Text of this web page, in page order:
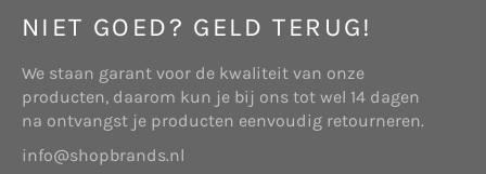
ARTIKEL 1 – DEFINITIES
In deze bemiddelingsvoorwaarden wordt verstaan
gegevens die voor de desbetreffende situatie
relevant zijn. Dit maakt het mogelijk uw vragen te
verwerken en uw verzoeken te beantwoorden. De
gegevens worden opgeslagen op eigen beveiligde
servers van www. shopbrands.nlof die van een
combineren met andere persoonlijke gegevens
NIET GOED? GELD TERUG!
We staan garant voor de kwaliteit van onze
producten, daarom kun je bij ons tot wel 14 dagen
na ontvangst je producten eenvoudig retourneren.
info@shopbrands.nl